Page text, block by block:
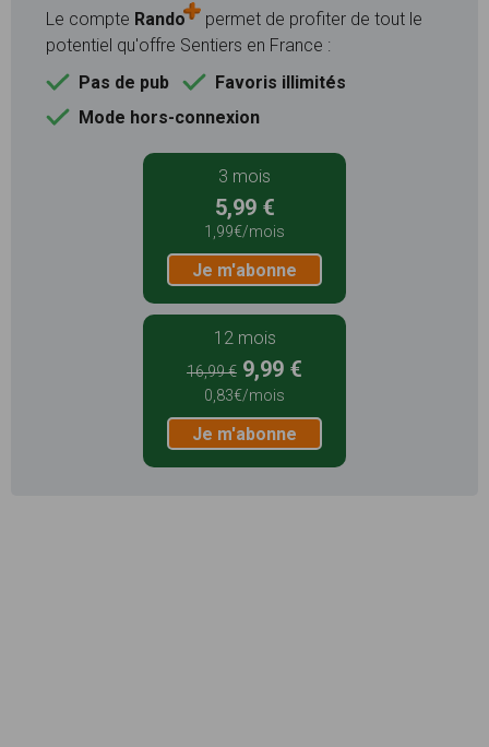
Le compte Rando
permet de profiter de tout le
potentiel qu'offre Sentiers en France :
Pas de pub
Favoris illimités
Mode hors-connexion
3 mois
5,99 €
1,99€/mois
Je m'abonne
12 mois
16,99 € 9,99 €
0,83€/mois
Je m'abonne